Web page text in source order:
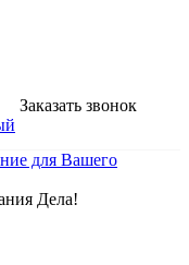
Заказать звонок
Дела!